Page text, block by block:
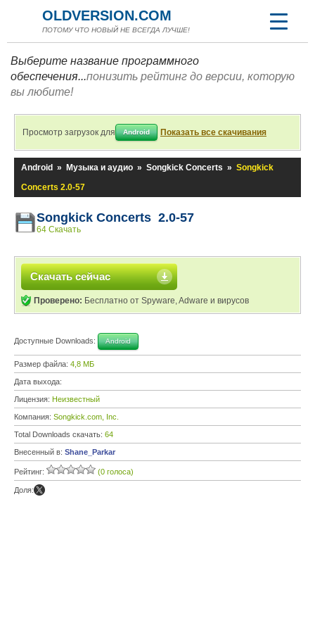
OLDVERSION.COM
ПОТОМУ ЧТО НОВЫЙ НЕ ВСЕГДА ЛУЧШЕ!
Выберите название программного
обеспечения...понизить рейтинг до версии, которую
вы любите!
Просмотр загрузок для Android Показать все скачивания
Android » Музыка и аудио » Songkick Concerts » Songkick
Concerts 2.0-57
Songkick Concerts 2.0-57
64 Скачать
Скачать сейчас
Проверено: Бесплатно от Spyware, Adware и вирусов
Доступные Downloads: Android
Размер файла: 4,8 МБ
Дата выхода:
Лицензия: Неизвестный
Компания: Songkick.com, Inc.
Total Downloads скачать: 64
Внесенный в: Shane_Parkar
Рейтинг: (0 голоса)
Доля: